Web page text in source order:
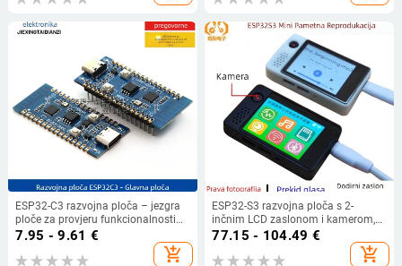
ESP32-C3 razvojna ploča – jezgra
ploče za provjeru funkcionalnosti
ESP32-C3 čipa, 2,4 GHz WiFi i
7.95 - 9.61 €
add_shopping_cart
ESP32-S3 razvojna ploča s 2-
inčnim LCD zaslonom i kamerom,
model N16R8
77.15 - 104.49 €
add_shopping_cart